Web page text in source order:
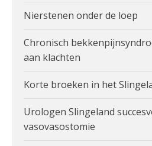
Nierstenen onder de loep
Chronisch
aan klachten
Korte broeken in het
Urologen Slingeland
vasovasostomie